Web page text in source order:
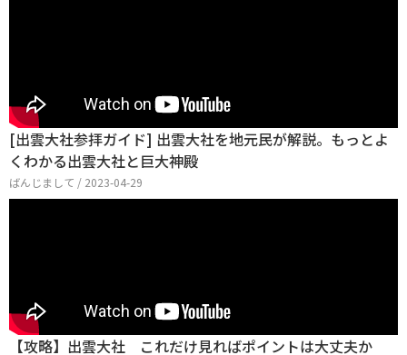
[出雲大社参拝ガイド] 出雲大社を地元民が解説。もっとよ
くわかる出雲大社と巨大神殿
ばんじまして / 2023-04-29
【攻略】出雲大社 これだけ見ればポイントは大丈夫か